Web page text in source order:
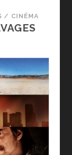
/ CINÉMA